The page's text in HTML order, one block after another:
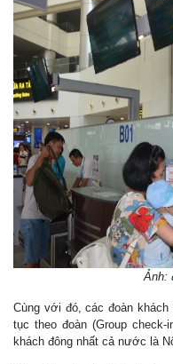
Ảnh:
Cùng với đó, các đoàn
tục theo đoàn (Group
khách đông nhất cả nước là